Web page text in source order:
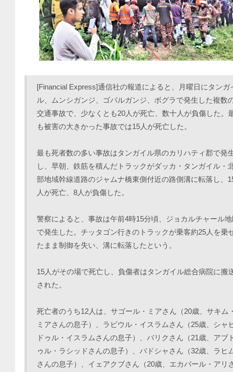
[Financial Express]通信社の報道によると、月曜日にタンガ
ル、ムンシガンジ、ゴパルガンジ、ボグラで発生した複数
交通事故で、少なくとも20人が死亡、数十人が負傷した。
も被害の大きかった事故では15人が死亡した。
最も死者数の多い事故はタンガイル県のカリハティ郡で発
し、早朝、鉄筋を積んだトラックがダッカ・タンガイル・
部地域幹線道路のジャムナ橋東側付近の路側溝に転落し、
人が死亡、8人が負傷した。
警察によると、事故は午前4時15分頃、ジョカルチャール地
で発生した。チッタゴン行きのトラックが乗客約25人を乗
たまま制御を失い、溝に転落したという。
15人がその場で死亡し、負傷者はタンガイル総合病院に搬
された。
死亡者のうち12人は、サゴール・ミアさん（20歳、サキム・
ミアさんの息子）、ラビウル・イスラムさん（25歳、シャ
ドゥル・イスラムさんの息子）、バリクさん（21歳、アブ
ゥル・ラシッドさんの息子）、バドシャさん（32歳、ラヒ
さんの息子）、イェアクブさん（20歳、エカバール・アリ